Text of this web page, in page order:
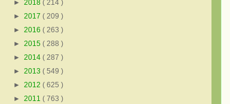
► 2018 ( 214 )
► 2017 ( 209 )
► 2016 ( 263 )
► 2015 ( 288 )
► 2014 ( 287 )
► 2013 ( 549 )
► 2012 ( 625 )
► 2011 ( 763 )